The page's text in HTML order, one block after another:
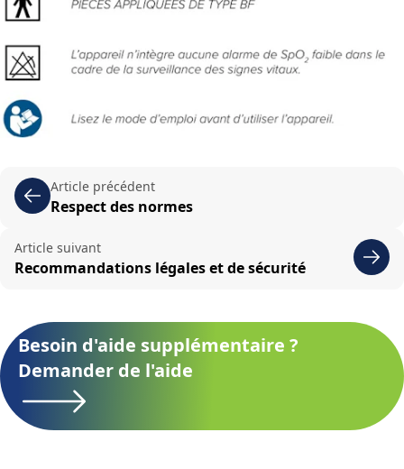
Article précédent
Respect des normes
Article suivant
Recommandations légales et de sécurité
Besoin d'aide supplémentaire ?
Demander de l'aide